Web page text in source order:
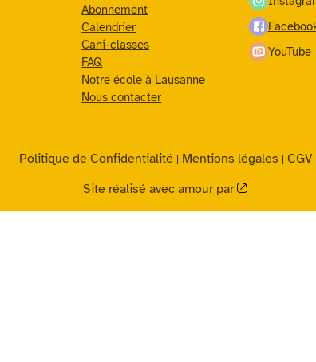
Abonnement
Calendrier
Cani-classes
FAQ
Notre école à Lausanne
Nous contacter
YouTube
Politique de Confidentialité| Mentions légales | CGV
Site réalisé avec amour par